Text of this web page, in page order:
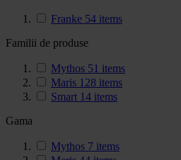
Franke 54 items
Familii de produse
Mythos 51 items
Maris 128 items
Smart 14 items
Gama
Mythos 7 items